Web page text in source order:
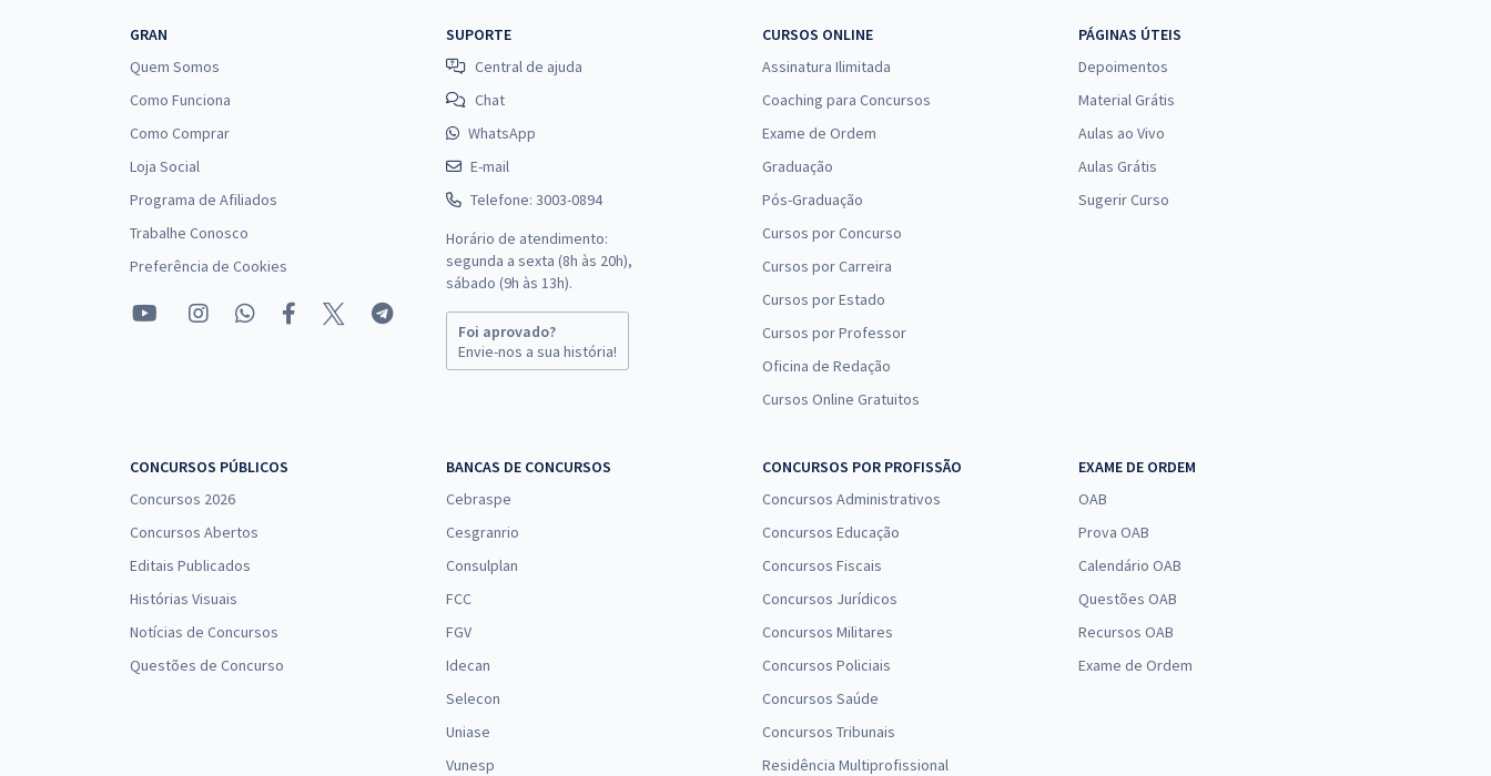
GRAN
Quem Somos
Como Funciona
Como Comprar
Loja Social
Programa de Afiliados
Trabalhe Conosco
Preferência de Cookies
SUPORTE
Central de ajuda
Chat
WhatsApp
E-mail
Telefone: 3003-0894
Horário de atendimento:
segunda a sexta (8h às 20h),
sábado (9h às 13h).
Foi aprovado?
Envie-nos a sua história!
CURSOS ONLINE
Assinatura Ilimitada
Coaching para Concursos
Exame de Ordem
Graduação
Pós-Graduação
Cursos por Concurso
Cursos por Carreira
Cursos por Estado
Cursos por Professor
Oficina de Redação
Cursos Online Gratuitos
PÁGINAS ÚTEIS
Depoimentos
Material Grátis
Aulas ao Vivo
Aulas Grátis
Sugerir Curso
CONCURSOS PÚBLICOS
Concursos 2026
Concursos Abertos
Editais Publicados
Histórias Visuais
Notícias de Concursos
Questões de Concurso
BANCAS DE CONCURSOS
Cebraspe
Cesgranrio
Consulplan
FCC
FGV
Idecan
Selecon
Uniase
Vunesp
CONCURSOS POR PROFISSÃO
Concursos Administrativos
Concursos Educação
Concursos Fiscais
Concursos Jurídicos
Concursos Militares
Concursos Policiais
Concursos Saúde
Concursos Tribunais
Residência Multiprofissional
EXAME DE ORDEM
OAB
Prova OAB
Calendário OAB
Questões OAB
Recursos OAB
Exame de Ordem